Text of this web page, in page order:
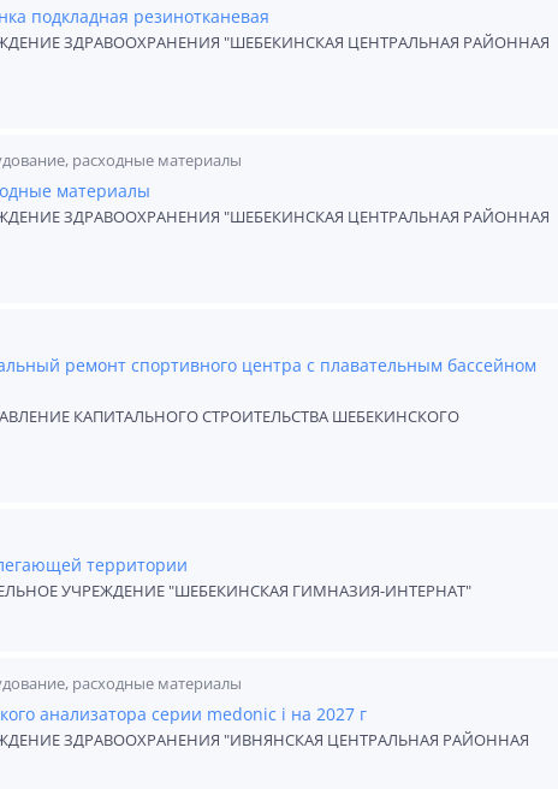
подкладная резинотканевая
ЗДРАВООХРАНЕНИЯ "ШЕБЕКИНСКАЯ ЦЕНТРАЛЬНАЯ РАЙОННАЯ
расходные материалы
материалы
ЗДРАВООХРАНЕНИЯ "ШЕБЕКИНСКАЯ ЦЕНТРАЛЬНАЯ РАЙОННАЯ
ремонт спортивного центра с плавательным бассейном
КАПИТАЛЬНОГО СТРОИТЕЛЬСТВА ШЕБЕКИНСКОГО
территории
УЧРЕЖДЕНИЕ "ШЕБЕКИНСКАЯ ГИМНАЗИЯ-ИНТЕРНАТ"
расходные материалы
анализатора серии medonic i на 2027 г
ЗДРАВООХРАНЕНИЯ "ИВНЯНСКАЯ ЦЕНТРАЛЬНАЯ РАЙОННАЯ